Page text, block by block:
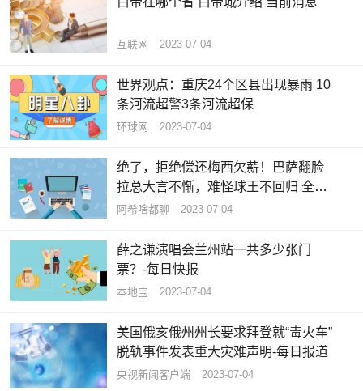
互联网 2023-07-04
世界观点：重庆24个区县出现暴雨 10
条河流超警3条河流超保
环球网 2023-07-04
绝了，拒绝偿还梅西欠薪！巴萨翻脸
拉总大言不惭，难怪球王不回归 全球
速看料
阿希啥都聊 2023-07-04
薛之谦演唱会兰州站一共多少张门
票？-每日快报
本地宝 2023-07-04
美国俄亥俄州州长要求拜登就“毒火车”
脱轨事件发表重大灾难声明-每日报道
央视新闻客户端 2023-07-04